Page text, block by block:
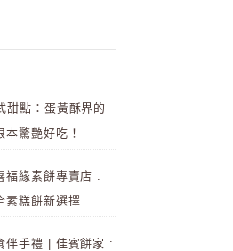
甜點：蛋黃酥界的
本驚艷好吃！
福緣素餅專賣店 :
素糕餅新選擇
伴手禮 | 佳賓餅家 :